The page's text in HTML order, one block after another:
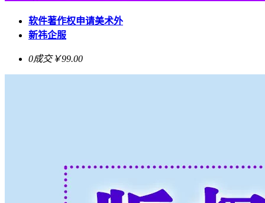
软件著作权申请美术外
新祎企服
0成交￥99.00